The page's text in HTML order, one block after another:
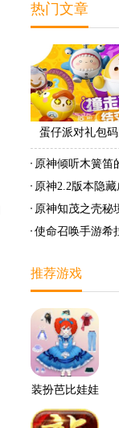
热门文章
蛋仔派对礼包
2022 蛋仔派对礼
么兑换
原神倾听木簧笛
笛的八音曲任务
原神2.2版本隐
有哪些
原神知茂之壳秘
略使命召唤手游希
推荐游戏
装扮芭比娃娃